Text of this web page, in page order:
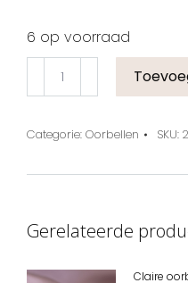
6 op voorraad
Categorie: Oorbellen SKU:
Gerelateerde
Claire